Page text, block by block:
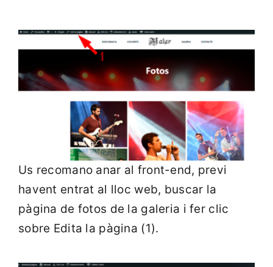
Us recomano anar al front-end, previ
havent entrat al lloc web, buscar la
pàgina de fotos de la galeria i fer clic
sobre Edita la pàgina (1).